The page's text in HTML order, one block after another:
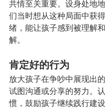
共情至关重要。设身处地
们当时想从这种局面中获
绪，能让孩子感到被理解
解。
肯定好的行为
放大孩子在争吵中展现出
试图沟通或分享的努力。
惯，鼓励孩子继续践行建设